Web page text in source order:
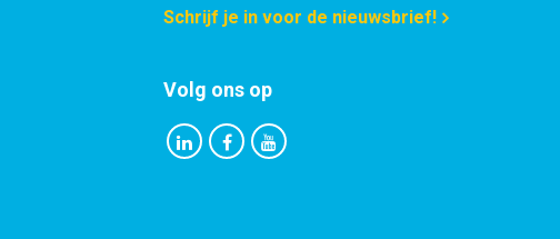
Selecteer
Schrijf je in voor de nieuwsbrief!
Volg ons op